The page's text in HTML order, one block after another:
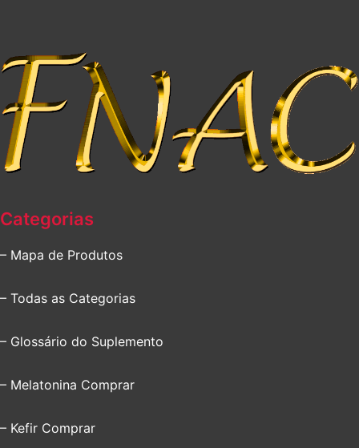
Categorias
– Mapa de Produtos
– Todas as Categorias
– Glossário do Suplemento
– Melatonina Comprar
– Kefir Comprar